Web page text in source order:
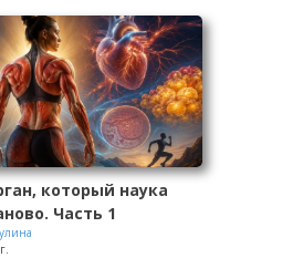
который наука
Часть 1